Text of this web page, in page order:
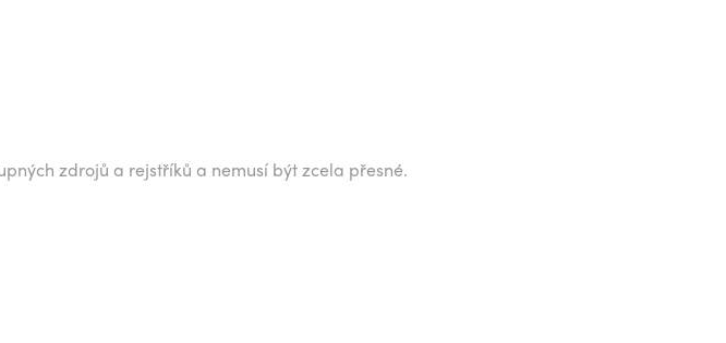
zdrojů a rejstříků a nemusí být zcela přesné.